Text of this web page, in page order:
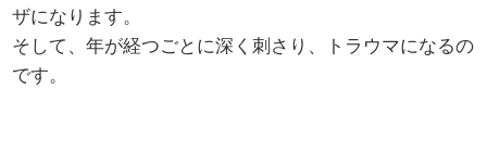
ザになります。
そして、年が経つごとに深く刺さり、トラウマになるの
です。